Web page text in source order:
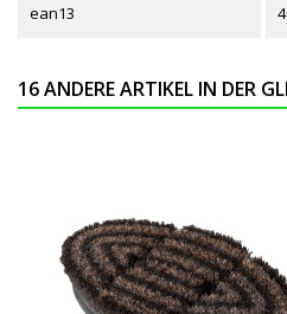
ean13
16 ANDERE ARTIKEL IN DER